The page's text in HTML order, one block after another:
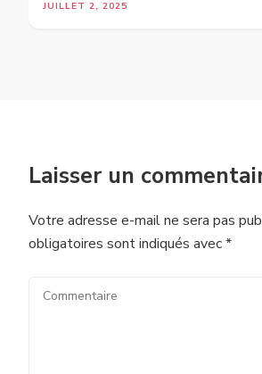
JUILLET 2, 2025
Laisser un
Votre adresse e-mail ne sera pas
obligatoires sont indiqués avec*